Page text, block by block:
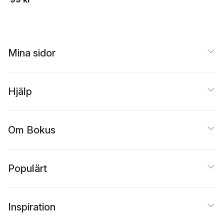
Mina sidor
Hjälp
Om Bokus
Populärt
Inspiration